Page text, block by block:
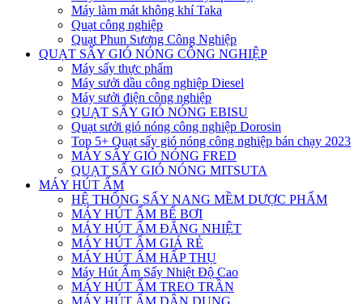
Máy làm mát không khí Taka
Quạt công nghiệp
Quạt Phun Sương Công Nghiệp
QUẠT SẤY GIÓ NÓNG CÔNG NGHIỆP
Máy sấy thực phẩm
Máy sưởi dầu công nghiệp Diesel
Máy sưởi điện công nghiệp
QUẠT SẤY GIÓ NÓNG EBISU
Quạt sưởi gió nóng công nghiệp Dorosin
Top 5+ Quạt sấy gió nóng công nghiệp bán chạy 2023
MÁY SẤY GIÓ NÓNG FRED
QUẠT SẤY GIÓ NÓNG MITSUTA
MÁY HÚT ẨM
HỆ THỐNG SẤY NANG MỀM DƯỢC PHẨM
MÁY HÚT ẨM BỂ BƠI
MÁY HÚT ẨM ĐẲNG NHIỆT
MÁY HÚT ẨM GIÁ RẺ
MÁY HÚT ẨM HẤP THỤ
Máy Hút Ẩm Sấy Nhiệt Độ Cao
MÁY HÚT ẨM TREO TRẦN